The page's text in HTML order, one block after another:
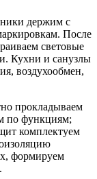
держим с
После
световые
Кухни и санузлы
воздухообмен,
прокладываем
по функциям;
комплектуем
формируем